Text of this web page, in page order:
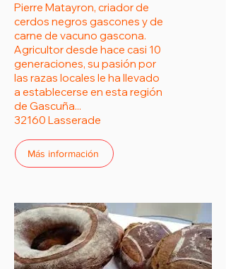
Pierre Matayron, criador de
cerdos negros gascones y de
carne de vacuno gascona.
Agricultor desde hace casi 10
generaciones, su pasión por
las razas locales le ha llevado
a establecerse en esta región
de Gascuña...
32160 Lasserade
Más información